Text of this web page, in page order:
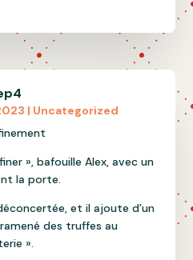
| Uncategorized
», bafouille Alex, avec un
la porte.
et il ajoute d’un
des truffes au
».